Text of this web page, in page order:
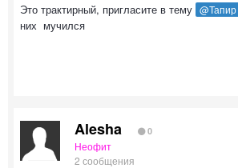
Это трактирный, пригласите в тему @Тапир
них мучился
Alesha 0
Неофит
2 сообщения